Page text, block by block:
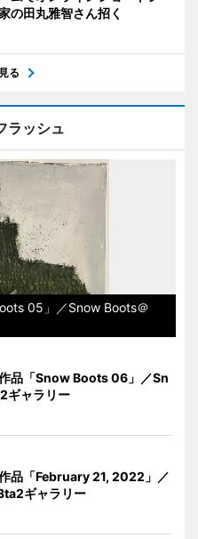
の田丸雅智さん招く
る
ラッシュ
05」／Snow Boots＠
品「Snow Boots 06」／Sn
ギャラリー
品「February 21, 2022」／
ギャラリー